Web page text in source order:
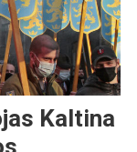
Kaltina